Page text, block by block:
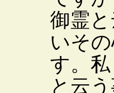
御霊
いそ
す。
と云